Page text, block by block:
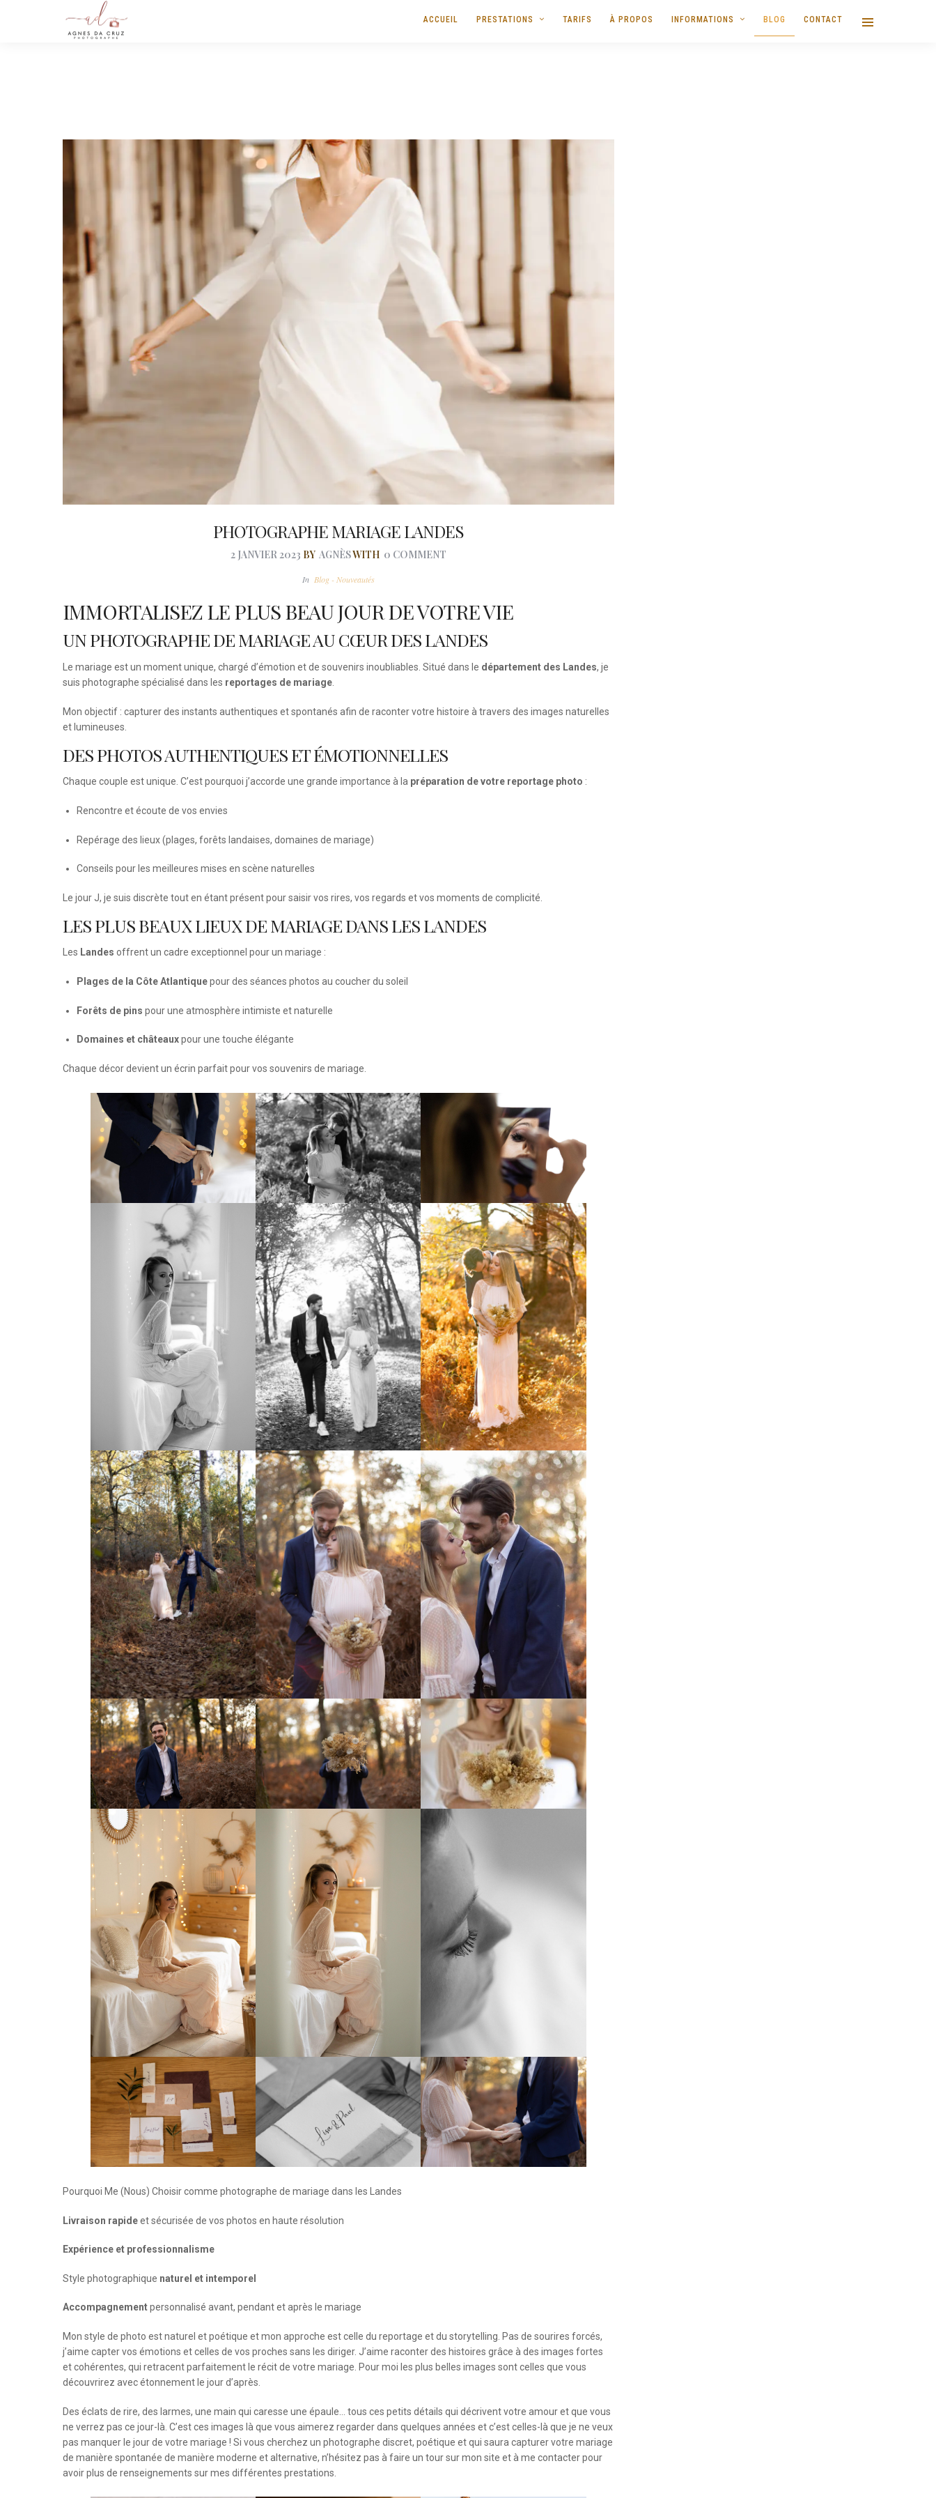
ACCUEIL PRESTATIONS TARIFS À PROPOS INFORMATIONS BLOG CONTACT
PHOTOGRAPHE MARIAGE LANDES
2 JANVIER 2023 BY AGNÈSWITH 0 COMMENT
In Blog - Nouveautés
IMMORTALISEZ LE PLUS BEAU JOUR DE VOTRE VIE
UN PHOTOGRAPHE DE MARIAGE AU CŒUR DES LANDES
Le mariage est un moment unique, chargé d’émotion et de souvenirs inoubliables. Situé dans le département des Landes, je
suis photographe spécialisé dans les reportages de mariage
Mon objectif : capturer des instants authentiques et spontanés afin de raconter votre histoire à travers des images naturelles
et lumineuses.
DES PHOTOS AUTHENTIQUES ET ÉMOTIONNELLES
Chaque couple est unique. C’est pourquoi j’accorde une grande importance à la préparation de votre reportage photo :
Rencontre et écoute de vos envies
Repérage des lieux (plages, forêts landaises, domaines de mariage)
Conseils pour les meilleures mises en scène naturelles
Le jour J, je suis discrète tout en étant présent pour saisir vos rires, vos regards et vos moments de complicité.
LES PLUS BEAUX LIEUX DE MARIAGE DANS LES LANDES
Les Landes offrent un cadre exceptionnel pour un mariage :
Plages de la Côte Atlantiquepour des séances photos au coucher du soleil
Forêts de pins pour une atmosphère intimiste et naturelle
Domaines et châteauxpour une touche élégante
Chaque décor devient un écrin parfait pour vos souvenirs de mariage.
Pourquoi Me (Nous) Choisir comme photographe de mariage dans les Landes
Livraison rapideet sécurisée de vos photos en haute résolution
Expérience et professionnalisme
Style photographique naturel et intemporel
Accompagnementpersonnalisé avant, pendant et après le mariage
Mon style de photo est naturel et poétique et mon approche est celle du reportage et du storytelling. Pas de sourires forcés,
j’aime capter vos émotions et celles de vos proches sans les diriger. J’aime raconter des histoires grâce à des images fortes
et cohérentes, qui retracent parfaitement le récit de votre mariage. Pour moi les plus belles images sont celles que vous
découvrirez avec étonnement le jour d’après.
Des éclats de rire, des larmes, une main qui caresse une épaule… tous ces petits détails qui décrivent votre amour et que vous
ne verrez pas ce jour-là. C’est ces images là que vous aimerez regarder dans quelques années et c’est celles-là que je ne veux
pas manquer le jour de votre mariage ! Si vous cherchez un photographe discret, poétique et qui saura capturer votre mariage
de manière spontanée de manière moderne et alternative, n’hésitez pas à faire un tour sur mon site et à me contacter pour
avoir plus de renseignements sur mes différentes prestations.